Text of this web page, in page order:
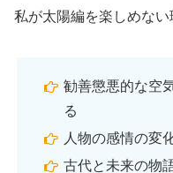
私が太陽編を楽しめな
勧善懲悪的な空
る
人物の感情の変
古代と未来の物